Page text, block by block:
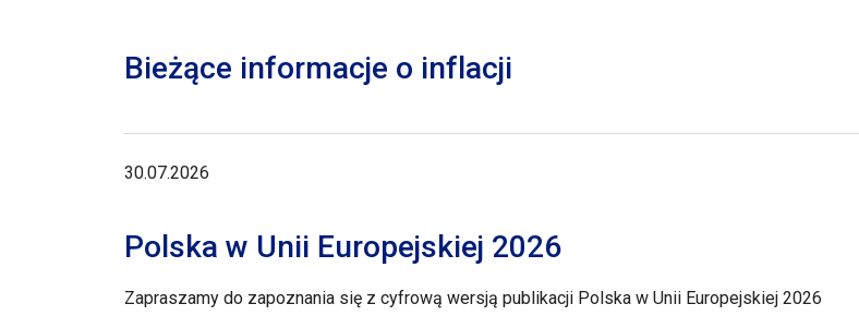
Bieżące informacje o inflacji
30.07.2026
Polska w Unii Europejskiej 2026
Zapraszamy do zapoznania się z cyfrową wersją publikacji Polska w Unii Europejskiej 2026